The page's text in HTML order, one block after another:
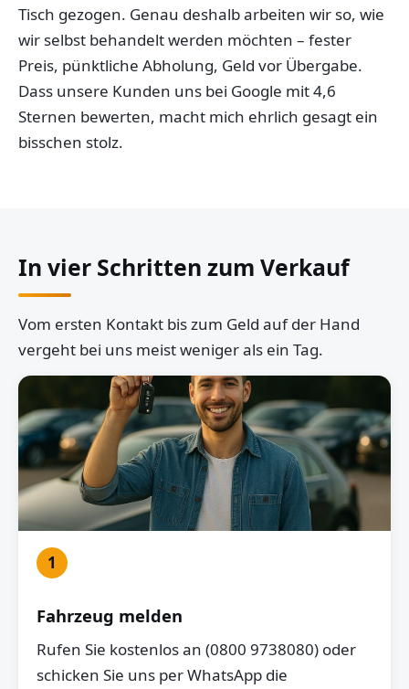
Tisch gezogen. Genau deshalb arbeiten wir so, wie
wir selbst behandelt werden möchten – fester
Preis, pünktliche Abholung, Geld vor Übergabe.
Dass unsere Kunden uns bei Google mit 4,6
Sternen bewerten, macht mich ehrlich gesagt ein
bisschen stolz.
In vier Schritten zum Verkauf
Vom ersten Kontakt bis zum Geld auf der Hand
vergeht bei uns meist weniger als ein Tag.
1
Fahrzeug melden
Rufen Sie kostenlos an (0800 9738080) oder
schicken Sie uns per WhatsApp die